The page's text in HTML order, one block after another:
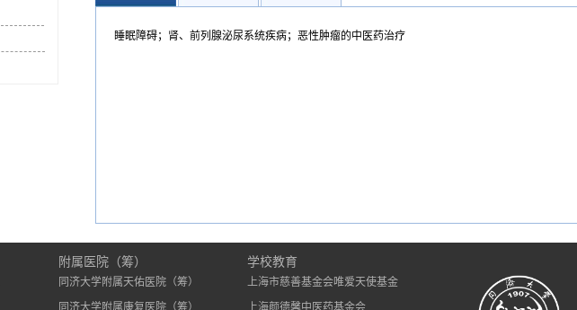
睡眠障碍；肾、前列腺泌尿系统疾病；恶性肿瘤的中医药治疗
附属医院（筹）
同济大学附属天佑医院（筹）
学校教育
上海市慈善基金会唯爱天使基金